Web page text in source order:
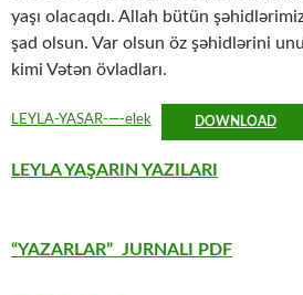
yaşı olacaqdı. Allah bütün
şad olsun. Var olsun öz şəhidlərini
kimi Vətən övladları.
LEYLA-YASAR-—-elek DOWNLOAD
LEYLA YAŞARIN YAZILARI
“YAZARLAR” JURNALI PDF